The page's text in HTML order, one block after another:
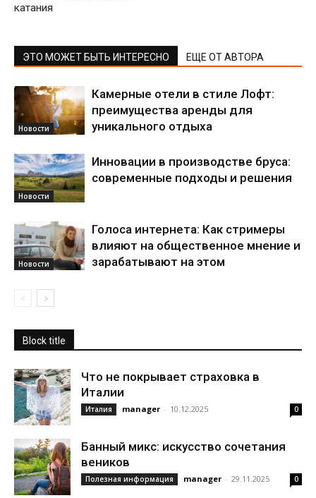
катания
ЭТО МОЖЕТ БЫТЬ ИНТЕРЕСНО ЕЩЕ ОТ АВТОРА
Новости
Камерные отели в стиле Лофт:
преимущества аренды для
уникального отдыха
Новости
Инновации в производстве бруса:
современные подходы и решения
Новости
Голоса интернета: Как стримеры
влияют на общественное мнение и
зарабатывают на этом
Block title
Что не покрывает страховка в
Италии
Италия manager - 10.12.2025 0
Банный микс: искусство сочетания
веников
Полезная информация manager - 29.11.2025 0